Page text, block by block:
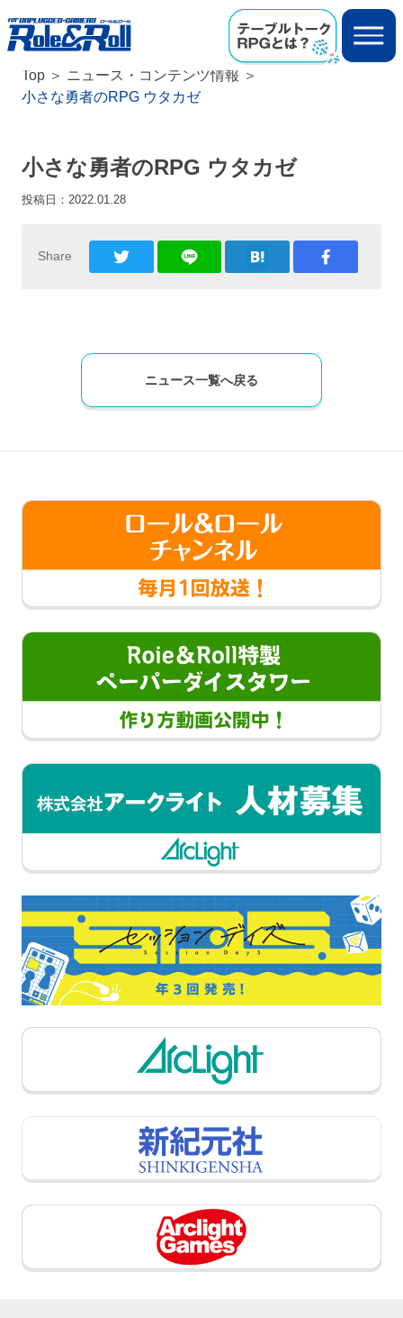
Top
ニュース・コンテンツ情報
小さな勇者のRPG ウタカゼ
小さな勇者のRPG ウタカゼ
投稿日： 2022.01.28
Share
ニュース一覧へ戻る